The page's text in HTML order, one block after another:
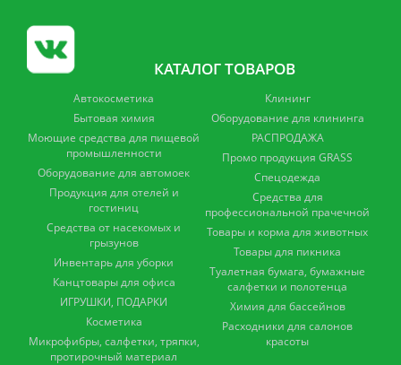
КАТАЛОГ ТОВАРОВ
Автокосметика
Бытовая химия
Моющие средства для пищевой
промышленности
Оборудование для автомоек
Продукция для отелей и
гостиниц
Средства от насекомых и
грызунов
Инвентарь для уборки
Канцтовары для офиса
ИГРУШКИ, ПОДАРКИ
Косметика
Микрофибры, салфетки, тряпки,
протирочный материал
Клининг
Оборудование для клининга
РАСПРОДАЖА
Промо продукция GRASS
Спецодежда
Средства для
профессиональной прачечной
Товары и корма для животных
Товары для пикника
Туалетная бумага, бумажные
салфетки и полотенца
Химия для бассейнов
Расходники для салонов
красоты